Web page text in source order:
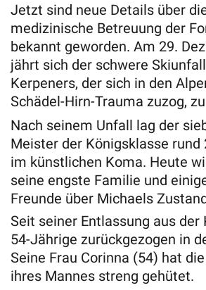
Jetzt sind neue Details über
medizinische Betreuung der
bekannt geworden. Am 29.
jährt sich der schwere
Kerpeners, der sich in den
Schädel-Hirn-Trauma zuzog,
Nach seinem Unfall lag der
Meister der Königsklasse rund
im künstlichen Koma. Heute
seine engste Familie und
Freunde über Michaels
Seit seiner Entlassung aus der
54-Jährige zurückgezogen in
Seine Frau Corinna (54) hat
ihres Mannes streng gehütet.